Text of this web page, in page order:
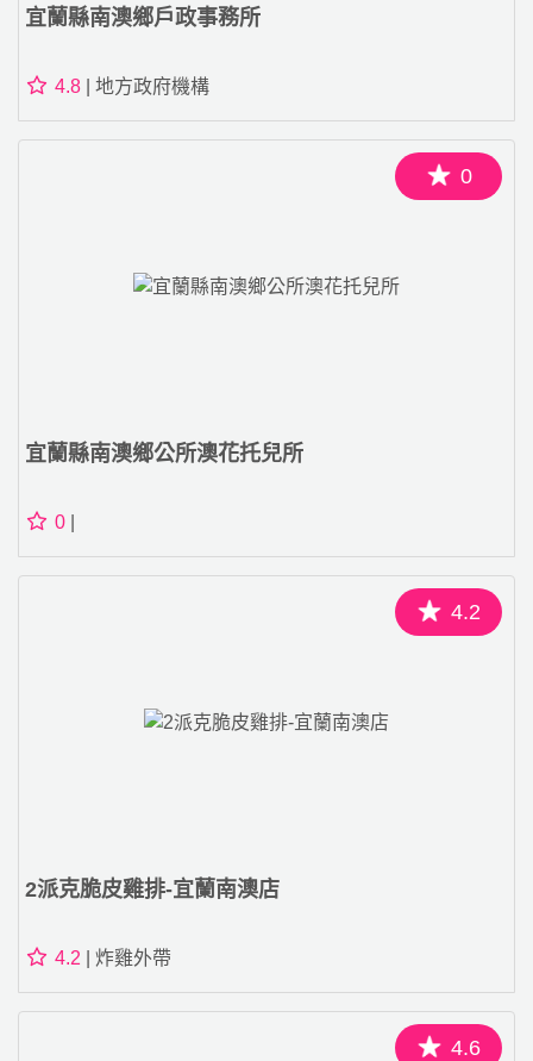
宜蘭縣南澳鄉戶政事務所
4.8 | 地方政府機構
0
宜蘭縣南澳鄉公所澳花托兒所
0
4.2
2派克脆皮雞排-宜蘭南澳店
4.2 | 炸雞外帶
4.6